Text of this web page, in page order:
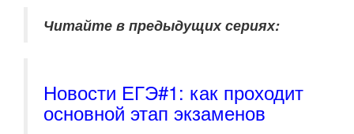
Читайте в предыдущих сериях:
Новости ЕГЭ#1: как проходит
основной этап экзаменов